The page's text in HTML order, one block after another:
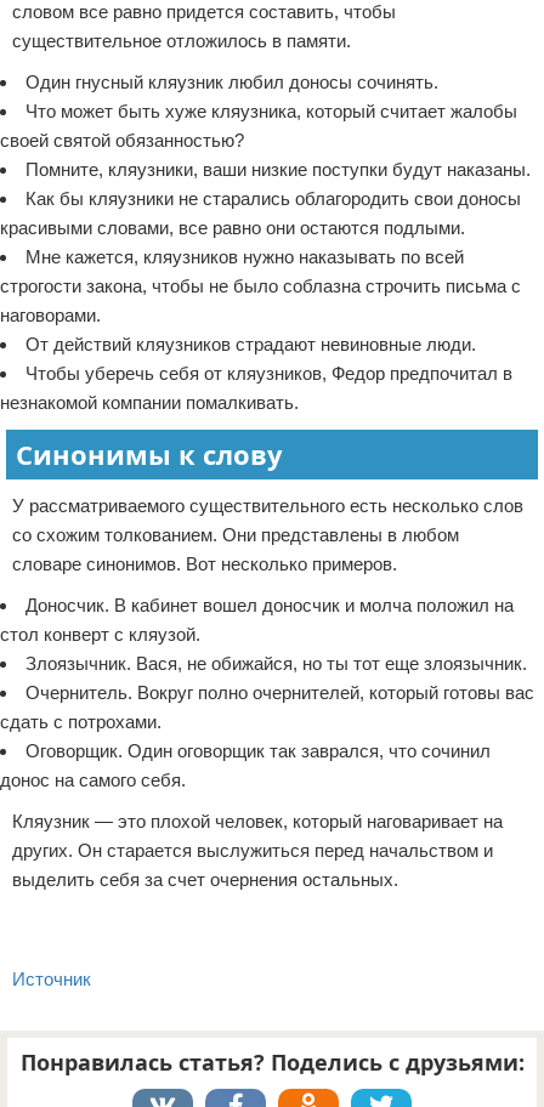
словом все равно придется составить, чтобы
существительное отложилось в памяти.
Один гнусный кляузник любил доносы сочинять.
Что может быть хуже кляузника, который считает жалобы
своей святой обязанностью?
Помните, кляузники, ваши низкие поступки будут наказаны.
Как бы кляузники не старались облагородить свои доносы
красивыми словами, все равно они остаются подлыми.
Мне кажется, кляузников нужно наказывать по всей
строгости закона, чтобы не было соблазна строчить письма с
наговорами.
От действий кляузников страдают невиновные люди.
Чтобы уберечь себя от кляузников, Федор предпочитал в
незнакомой компании помалкивать.
Синонимы к слову
У рассматриваемого существительного есть несколько слов
со схожим толкованием. Они представлены в любом
словаре синонимов. Вот несколько примеров.
Доносчик. В кабинет вошел доносчик и молча положил на
стол конверт с кляузой.
Злоязычник. Вася, не обижайся, но ты тот еще злоязычник.
Очернитель. Вокруг полно очернителей, который готовы вас
сдать с потрохами.
Оговорщик. Один оговорщик так заврался, что сочинил
донос на самого себя.
Кляузник — это плохой человек, который наговаривает на
других. Он старается выслужиться перед начальством и
выделить себя за счет очернения остальных.
Источник
Понравилась статья? Поделись с друзьями: